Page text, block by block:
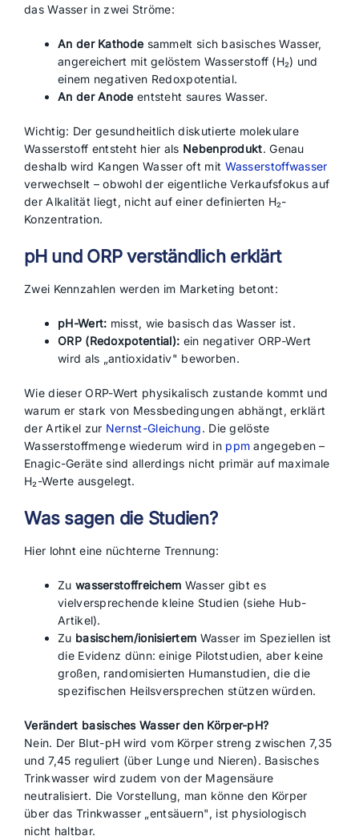
das Wasser in zwei Ströme:
An der Kathode sammelt sich basisches Wasser,
angereichert mit gelöstem Wasserstoff (H₂) und
einem negativen Redoxpotential.
An der Anode entsteht saures Wasser.
Wichtig: Der gesundheitlich diskutierte molekulare
Wasserstoff entsteht hier als Nebenprodukt. Genau
deshalb wird Kangen Wasser oft mit Wasserstoffwasser
verwechselt – obwohl der eigentliche Verkaufsfokus auf
der Alkalität liegt, nicht auf einer definierten H₂-
Konzentration.
pH und ORP verständlich erklärt
Zwei Kennzahlen werden im Marketing betont:
pH-Wert: misst, wie basisch das Wasser ist.
ORP (Redoxpotential): ein negativer ORP-Wert
wird als „antioxidativ" beworben.
Wie dieser ORP-Wert physikalisch zustande kommt und
warum er stark von Messbedingungen abhängt, erklärt
der Artikel zur Nernst-Gleichung. Die gelöste
Wasserstoffmenge wiederum wird in ppm angegeben –
Enagic-Geräte sind allerdings nicht primär auf maximale
H₂-Werte ausgelegt.
Was sagen die Studien?
Hier lohnt eine nüchterne Trennung:
Zu wasserstoffreichem Wasser gibt es
vielversprechende kleine Studien (siehe Hub-
Artikel).
Zu basischem/ionisiertem Wasser im Speziellen ist
die Evidenz dünn: einige Pilotstudien, aber keine
großen, randomisierten Humanstudien, die die
spezifischen Heilsversprechen stützen würden.
Verändert basisches Wasser den Körper-pH?
Nein. Der Blut-pH wird vom Körper streng zwischen 7,35
und 7,45 reguliert (über Lunge und Nieren). Basisches
Trinkwasser wird zudem von der Magensäure
neutralisiert. Die Vorstellung, man könne den Körper
über das Trinkwasser „entsäuern", ist physiologisch
nicht haltbar.